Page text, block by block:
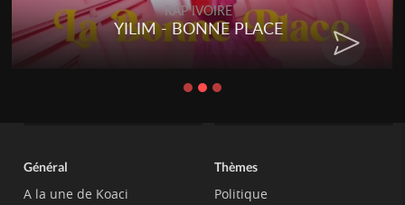
RAP IVOIRE
YILIM - BONNE PLACE
Général
A la une de Koaci
Thèmes
Politique